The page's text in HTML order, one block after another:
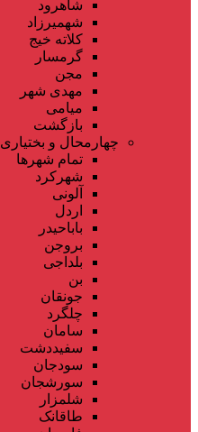
شاهرود
شهمیرزاد
کلاته خیج
گرمسار
مجن
مهدی شهر
میامی
بازگشت
چهارمحال و بختیاری
تمام شهر‌ها
شهرکرد
آلونی
اردل
باباحیدر
بروجن
بلداجی
بن
جونقان
چلگرد
سامان
سفیددشت
سودجان
سورشجان
شلمزار
طاقانک